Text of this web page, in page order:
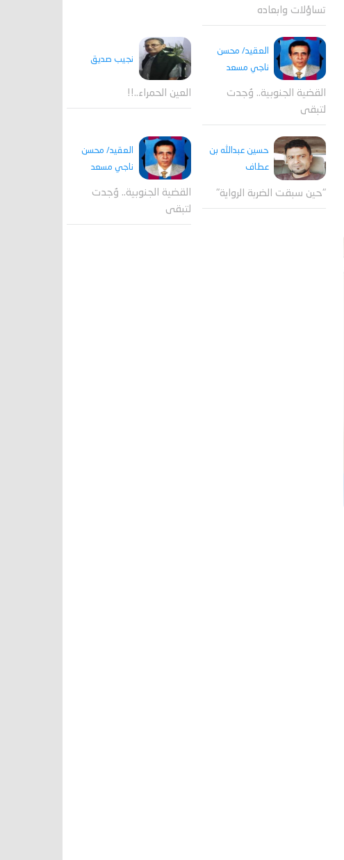
تساؤلات وابعاده
العقيد/ محسن
ناجي مسعد
القضية الجنوبية.. وُجدت
لتبقى
نجيب صديق
العين الحمراء..!!
حسين عبدالله بن
عطاف
"حين سبقت الضربة الرواية"
العقيد/ محسن
ناجي مسعد
القضية الجنوبية.. وُجدت
لتبقى